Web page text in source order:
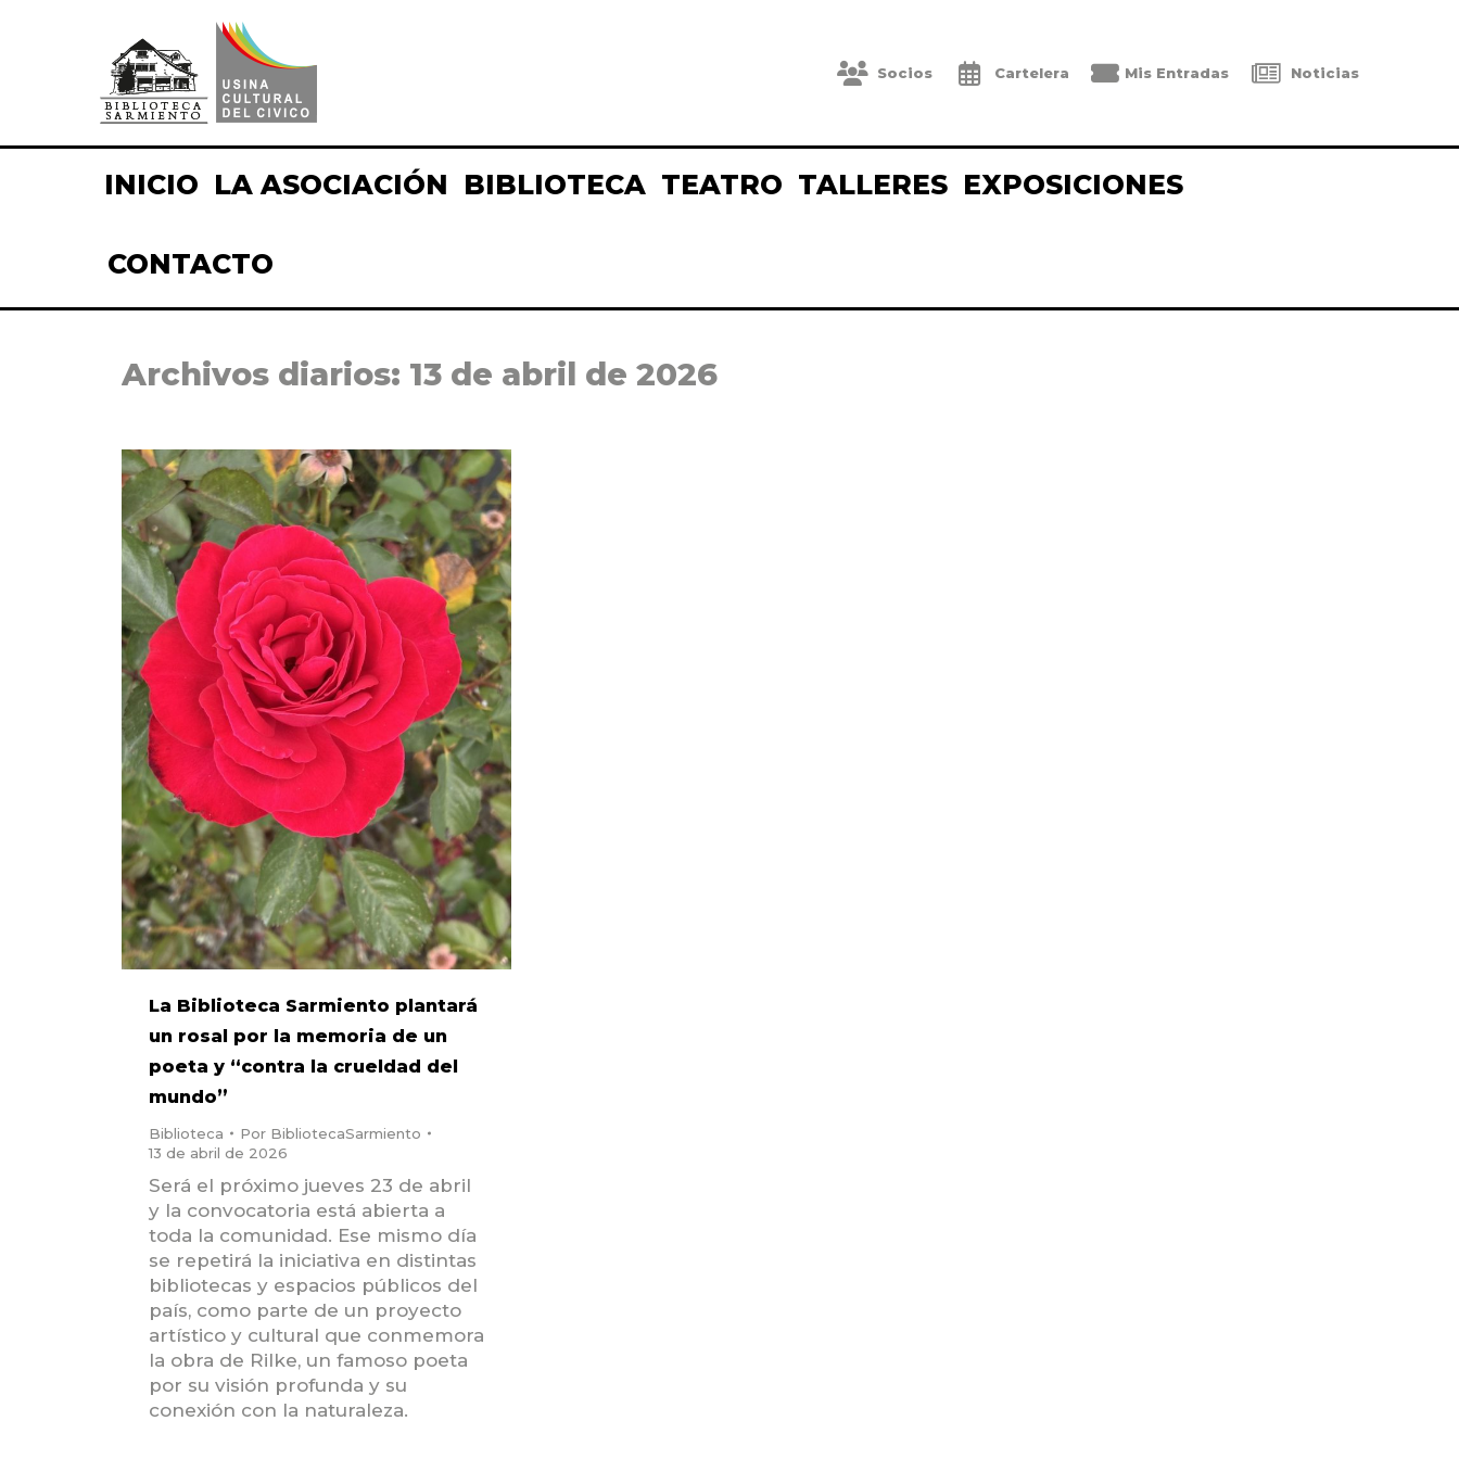
Socios Cartelera Mis Entradas Noticias
INICIO LA ASOCIACIÓN BIBLIOTECA TEATRO TALLERES EXPOSICIONES
CONTACTO
Archivos diarios: 13 de abril de 2026
La Biblioteca Sarmiento plantará
un rosal por la memoria de un
poeta y “contra la crueldad del
mundo”
Biblioteca Por BibliotecaSarmiento
13 de abril de 2026
Será el próximo jueves 23 de abril
y la convocatoria está abierta a
toda la comunidad. Ese mismo día
se repetirá la iniciativa en distintas
bibliotecas y espacios públicos del
país, como parte de un proyecto
artístico y cultural que conmemora
la obra de Rilke, un famoso poeta
por su visión profunda y su
conexión con la naturaleza.